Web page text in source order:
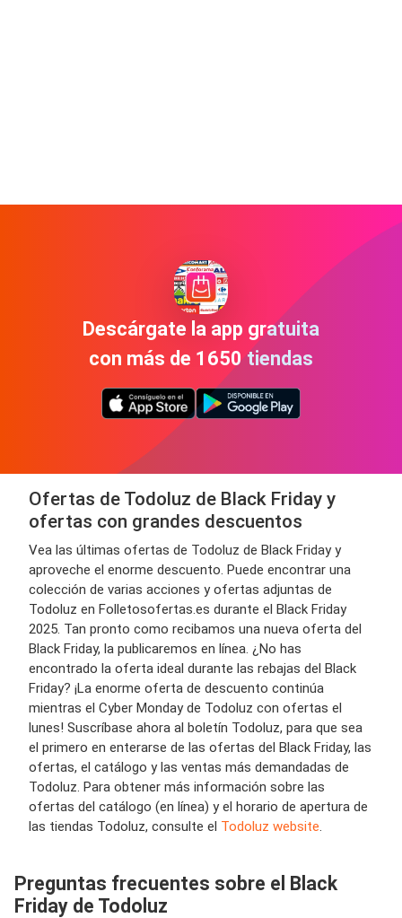
Descárgate la app gratuita
con más de 1650 tiendas
Ofertas de Todoluz de Black Friday y
ofertas con grandes descuentos
Vea las últimas ofertas de Todoluz de Black Friday y
aproveche el enorme descuento. Puede encontrar una
colección de varias acciones y ofertas adjuntas de
Todoluz en Folletosofertas.es durante el Black Friday
2025. Tan pronto como recibamos una nueva oferta del
Black Friday, la publicaremos en línea. ¿No has
encontrado la oferta ideal durante las rebajas del Black
Friday? ¡La enorme oferta de descuento continúa
mientras el Cyber ​​Monday de Todoluz con ofertas el
lunes! Suscríbase ahora al boletín Todoluz, para que sea
el primero en enterarse de las ofertas del Black Friday, las
ofertas, el catálogo y las ventas más demandadas de
Todoluz. Para obtener más información sobre las
ofertas del catálogo (en línea) y el horario de apertura de
las tiendas Todoluz, consulte el Todoluz website.
Preguntas frecuentes sobre el Black
Friday de Todoluz